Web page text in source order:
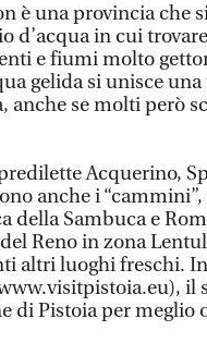
è una provincia che
d’acqua in cui
e fiumi molto
gelida si unisce
anche se molti però
Acquerino,
anche i
della Sambuca e
Reno in zona
altri luoghi freschi.
il
di Pistoia per meglio